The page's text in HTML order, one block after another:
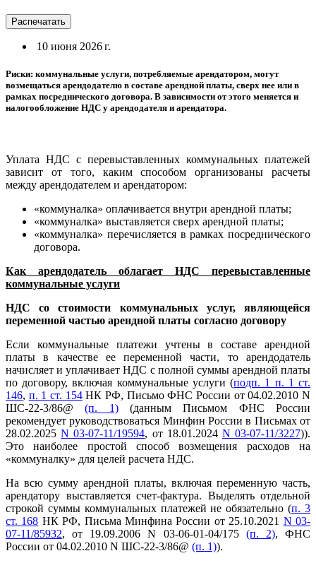
Распечатать
10 июня 2026 г.
Риски: коммунальные услуги, потребляемые арендатором, могут
возмещаться арендодателю в составе арендной платы, сверх нее или в
рамках посреднического договора. В зависимости от этого меняется и
налогообложение НДС у арендодателя и арендатора.
Уплата НДС с перевыставленных коммунальных платежей
зависит от того, каким способом организованы расчеты
между арендодателем и арендатором:
«коммуналка» оплачивается внутри арендной платы;
«коммуналка» выставляется сверх арендной платы;
«коммуналка» перечисляется в рамках посреднического
договора.
Как арендодатель облагает НДС перевыставленные
коммунальные услуги
НДС со стоимости коммунальных услуг, являющейся
переменной частью арендной платы согласно договору
Если коммунальные платежи учтены в составе арендной
платы в качестве ее переменной части, то арендодатель
начисляет и уплачивает НДС с полной суммы арендной платы
по договору, включая коммунальные услуги (подп. 1 п. 1 ст.
146, п. 1 ст. 154НК РФ, Письмо ФНС России от 04.02.2010 N
ШС-22-3/86@(п. 1)(данным Письмом ФНС России
рекомендует руководствоваться Минфин России в Письмах от
28.02.2025N 03-07-11/19594, от 18.01.2024 N 03-07-11/3227)).
Это наиболее простой способ возмещения расходов на
«коммуналку» для целей расчета НДС.
На всю сумму арендной платы, включая переменную часть,
арендатору выставляется счет-фактура. Выделять отдельной
строкой суммы коммунальных платежей не обязательно (п. 3
ст. 168 НК РФ, Письма Минфина России от 25.10.2021 N 03-
07-11/85932, от 19.09.2006 N 03-06-01-04/175 (п. 2), ФНС
России от 04.02.2010 N ШС-22-3/86@ (п. 1)).